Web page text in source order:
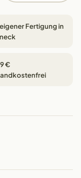
Fertigung in
€